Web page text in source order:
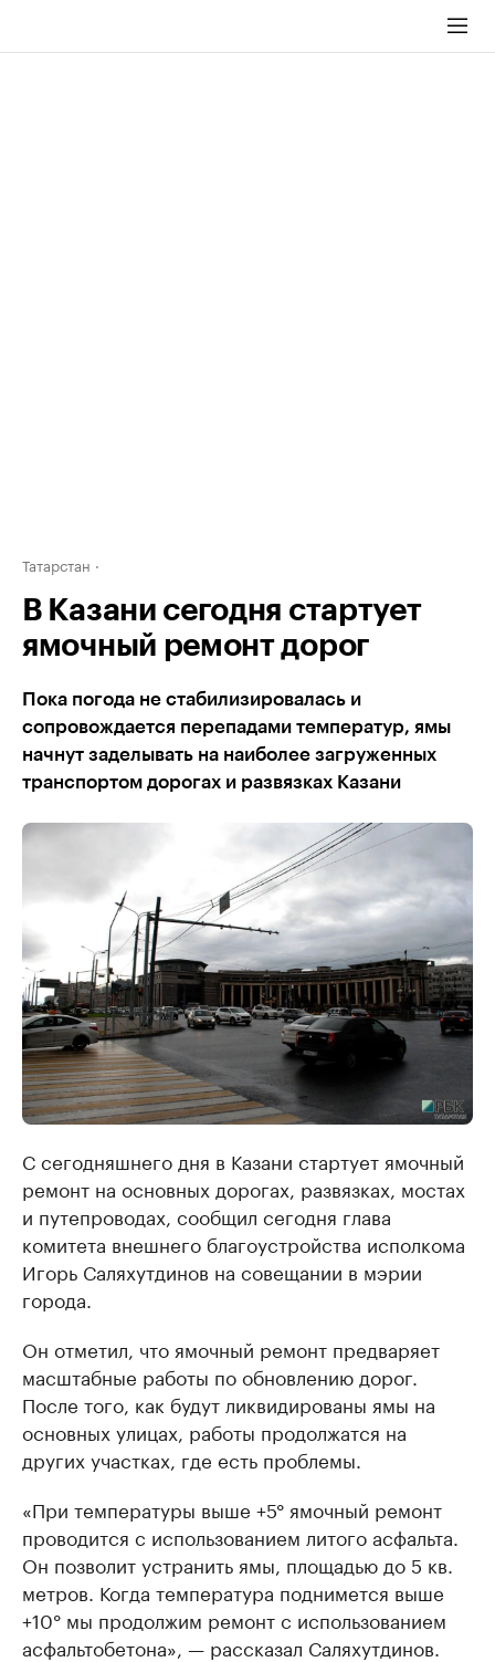
Татарстан
В Казани сегодня стартует
ямочный ремонт дорог
Пока погода не стабилизировалась и
сопровождается перепадами температур, ямы
начнут заделывать на наиболее загруженных
транспортом дорогах и развязках Казани
С сегодняшнего дня в Казани стартует ямочный
ремонт на основных дорогах, развязках, мостах
и путепроводах, сообщил сегодня глава
комитета внешнего благоустройства исполкома
Игорь Саляхутдинов на совещании в мэрии
города.
Он отметил, что ямочный ремонт предваряет
масштабные работы по обновлению дорог.
После того, как будут ликвидированы ямы на
основных улицах, работы продолжатся на
других участках, где есть проблемы.
«При температуры выше +5° ямочный ремонт
проводится с использованием литого асфальта.
Он позволит устранить ямы, площадью до 5 кв.
метров. Когда температура поднимется выше
+10° мы продолжим ремонт с использованием
асфальтобетона», — рассказал Саляхутдинов.